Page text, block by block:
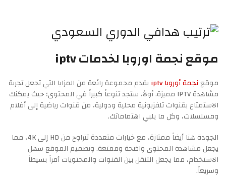
موقع نجمة اوروبا لخدمات iptv
موقعنجمة أوروبا iptv
يقدم مجموعة رائعة من المزايا التي تجعل تجربة
مشاهدة IPTV مميزة. أولاً، ستجد تنوعاً كبيراً في المحتوى؛ حيث يمكنك
الاستمتاع بقنوات تلفزيونية محلية ودولية، من قنوات رياضية إلى أفلام
ومسلسلات، وكل ما يلبي اهتماماتك.
الجودة هنا أيضاً ممتازة، مع خيارات متعددة تتراوح من HD إلى 4K، مما
يجعل مشاهدة المحتوى واضحة وممتعة. وتصميم الموقع سهل
الاستخدام، مما يجعل التنقل بين القنوات والمحتويات أمراً بسيطاً
وسريعاً.